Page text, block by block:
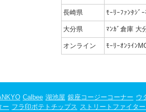
長崎県 ﾓｰﾘｰﾌｧﾝﾀｼﾞ
大分県 ﾏﾝｶﾞ倉庫 大
オンライン ﾓｰﾘｰｵﾝﾗｲﾝ
Calbee 湖池屋 銀座コージーコーナー ウ
ー フラ印ポテトチップス ストリートファイタ